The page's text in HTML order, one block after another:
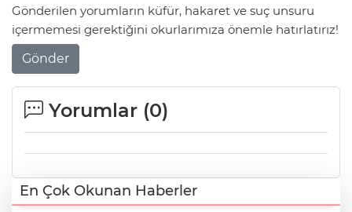
Gönderilen yorumların küfür, hakaret ve suç unsuru
içermemesi gerektiğini okurlarımıza önemle hatırlatırız!
Gönder
Yorumlar (0)
En Çok Okunan Haberler